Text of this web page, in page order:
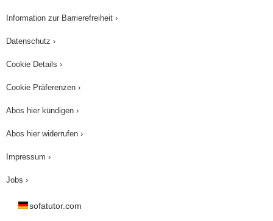
Information zur Barrierefreiheit ›
Datenschutz ›
Cookie Details ›
Cookie Präferenzen ›
Abos hier kündigen ›
Abos hier widerrufen ›
Impressum ›
Jobs ›
sofatutor.com